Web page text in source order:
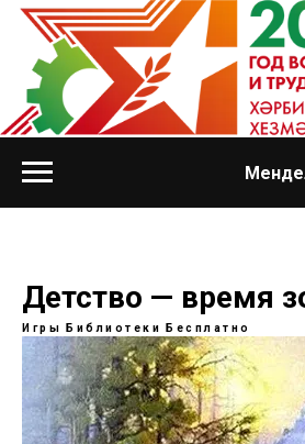
Детство — время
Игры Библиотеки Бесплатно